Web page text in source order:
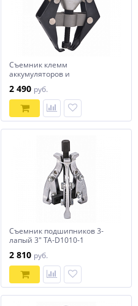
Съемник клемм
аккумуляторов и
2 490 руб.
Съемник подшипников 3-
лапый 3" TA-D1010-1
2 810 руб.